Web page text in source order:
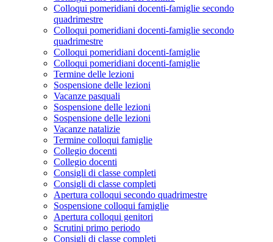
Colloqui pomeridiani docenti-famiglie secondo
quadrimestre
Colloqui pomeridiani docenti-famiglie secondo
quadrimestre
Colloqui pomeridiani docenti-famiglie
Colloqui pomeridiani docenti-famiglie
Termine delle lezioni
Sospensione delle lezioni
Vacanze pasquali
Sospensione delle lezioni
Sospensione delle lezioni
Vacanze natalizie
Termine colloqui famiglie
Collegio docenti
Collegio docenti
Consigli di classe completi
Consigli di classe completi
Apertura colloqui secondo quadrimestre
Sospensione colloqui famiglie
Apertura colloqui genitori
Scrutini primo periodo
Consigli di classe completi